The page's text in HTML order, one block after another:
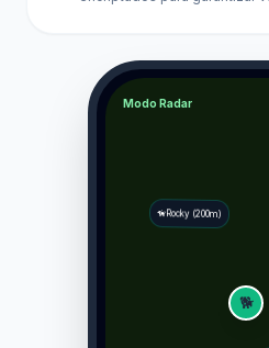
Modo Radar
🐕
🦮Rocky (200m)